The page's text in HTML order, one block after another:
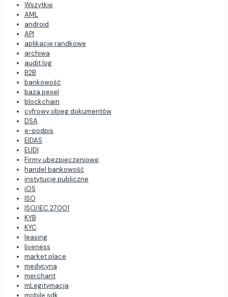
Wszytkie
AML
android
API
aplikacje randkowe
archiwa
audit log
B2B
bankowość
baza pesel
blockchain
cyfrowy obieg dokumentów
DSA
e-podpis
EIDAS
EUDI
Firmy ubezpieczeniowe
handel bankowość
instytucje publiczne
iOS
ISO
ISO/IEC 27001
KYB
KYC
leasing
liveness
market place
medycyna
merchant
mLegitymacja
mobile sdk